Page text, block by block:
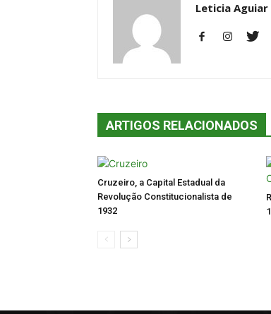
Leticia Aguiar
ARTIGOS RELACIONADOS
Cruzeiro, a Capital Estadual da
Revolução Constitucionalista de
1932